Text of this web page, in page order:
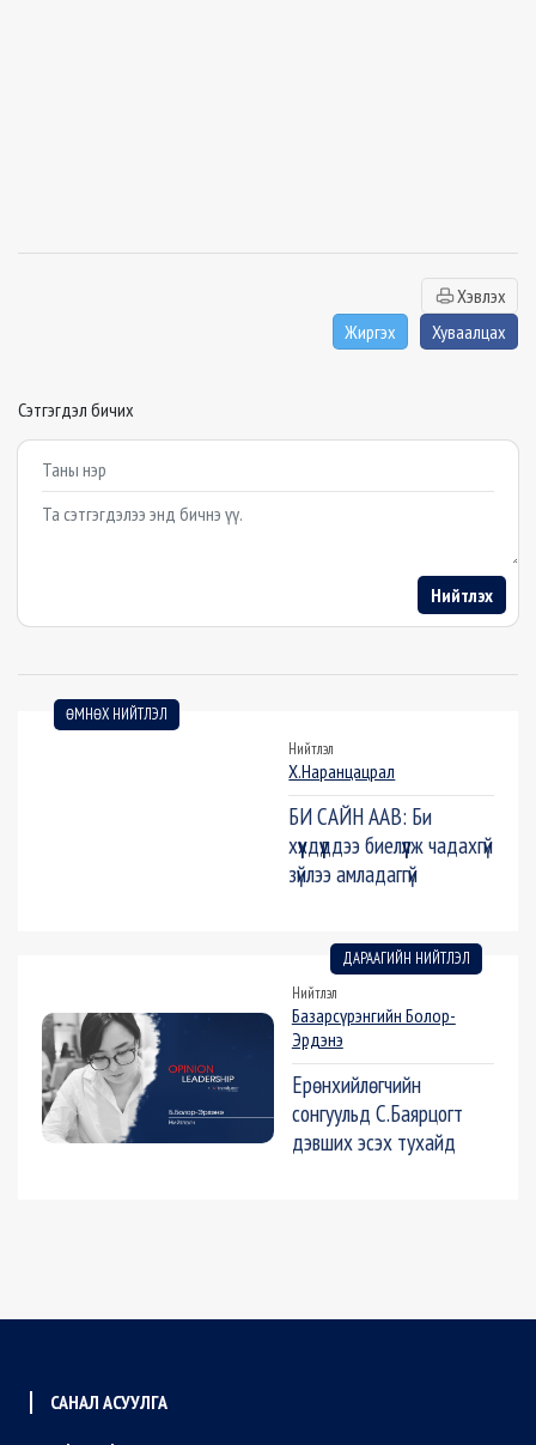
Хэвлэх
Жиргэх
Хуваалцах
Сэтгэгдэл бичих
Example textarea
Нийтлэх
ӨМНӨХ НИЙТЛЭЛ
Нийтлэл
Х.Наранцацрал
БИ САЙН ААВ: Би
хүүхдүүддээ биелүүлж чадахгүй
зүйлээ амладаггүй
ДАРААГИЙН НИЙТЛЭЛ
Нийтлэл
Базарсүрэнгийн Болор-
Эрдэнэ
Ерөнхийлөгчийн
сонгуульд С.Баярцогт
дэвших эсэх тухайд
САНАЛ АСУУЛГА